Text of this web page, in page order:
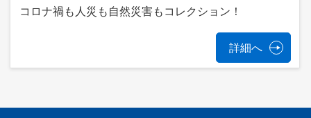
コロナ禍も人災も自然災害もコレクション！
詳細へ